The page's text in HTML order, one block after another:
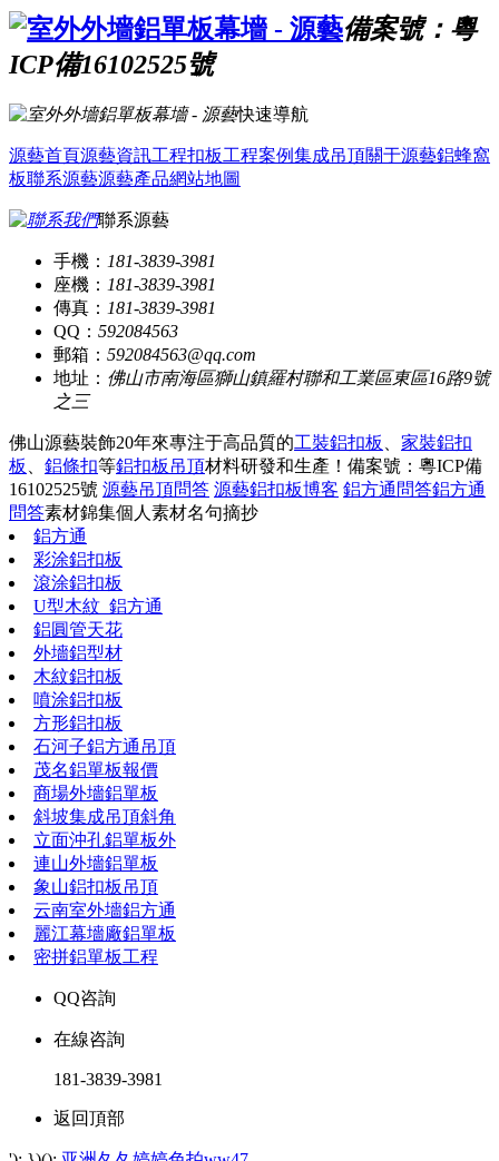
備案號：粵
ICP備16102525號
快速導航
源藝首頁源藝資訊工程扣板工程案例集成吊頂關于源藝鋁蜂窩
板聯系源藝源藝產品網站地圖
聯系源藝
手機： 181-3839-3981
座機： 181-3839-3981
傳真： 181-3839-3981
QQ： 592084563
郵箱： 592084563@qq.com
地址： 佛山市南海區獅山鎮羅村聯和工業區東區16路9號
之三
佛山源藝裝飾20年來專注于高品質的工裝鋁扣板 、 家裝鋁扣
板 、 鋁條扣等鋁扣板吊頂材料研發和生產！ 備案號：粵ICP備
16102525號 源藝吊頂問答 源藝鋁扣板博客 鋁方通問答鋁方通
問答素材錦集個人素材名句摘抄
鋁方通
彩涂鋁扣板
滾涂鋁扣板
U型木紋_鋁方通
鋁圓管天花
外墻鋁型材
木紋鋁扣板
噴涂鋁扣板
方形鋁扣板
石河子鋁方通吊頂
茂名鋁單板報價
商場外墻鋁單板
斜坡集成吊頂斜角
立面沖孔鋁單板外
連山外墻鋁單板
象山鋁扣板吊頂
云南室外墻鋁方通
麗江幕墻廠鋁單板
密拼鋁單板工程
QQ咨詢
在線咨詢
181-3839-3981
返回頂部